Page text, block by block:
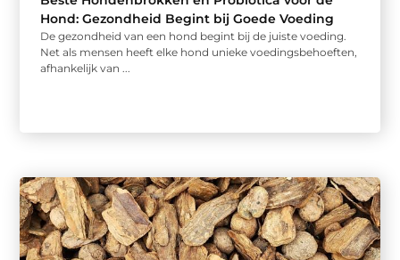
Hond: Gezondheid Begint bij Goede Voeding
De gezondheid van een hond begint bij de juiste voeding.
Net als mensen heeft elke hond unieke voedingsbehoeften,
afhankelijk van ...